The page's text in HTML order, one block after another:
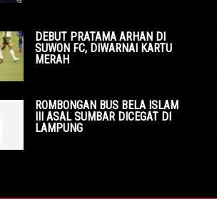
DEBUT PRATAMA ARHAN DI
SUWON FC, DIWARNAI KARTU
MERAH
ROMBONGAN BUS BELA ISLAM
III ASAL SUMBAR DICEGAT DI
LAMPUNG